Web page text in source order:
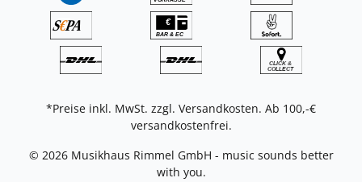
© 2026 Musikhaus Rimmel GmbH - music sounds better
with you.
*Preise inkl. MwSt. zzgl. Versandkosten. Ab 100,-€
versandkostenfrei.